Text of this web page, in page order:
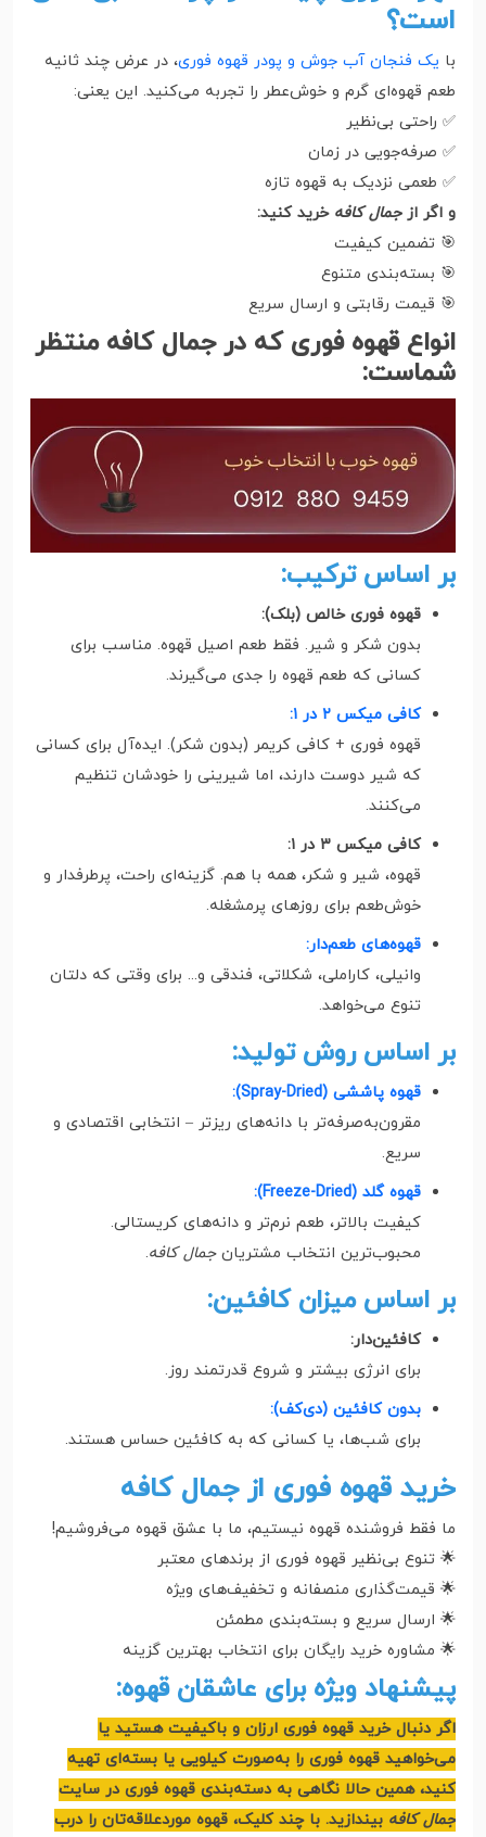
است؟
با یک فنجان آب جوش و پودر قهوه فوری، در عرض چند ثانیه
طعم قهوه‌ای گرم و خوش‌عطر را تجربه می‌کنید. این یعنی:
✅ راحتی بی‌نظیر
✅ صرفه‌جویی در زمان
✅ طعمی نزدیک به قهوه تازه
و اگر ازجمال کافه خرید کنید:
🎯 تضمین کیفیت
🎯 بسته‌بندی متنوع
🎯 قیمت رقابتی و ارسال سریع
انواع قهوه فوری که در جمال کافه منتظر
شماست:
بر اساس ترکیب:
قهوه فوری خالص (بلک):
بدون شکر و شیر. فقط طعم اصیل قهوه. مناسب برای
کسانی که طعم قهوه را جدی می‌گیرند.
کافی میکس ۲ در ۱:
قهوه فوری + کافی کریمر (بدون شکر). ایده‌آل برای کسانی
که شیر دوست دارند، اما شیرینی را خودشان تنظیم
می‌کنند.
کافی میکس ۳ در ۱:
قهوه، شیر و شکر، همه با هم. گزینه‌ای راحت، پرطرفدار و
خوش‌طعم برای روزهای پرمشغله.
قهوه‌های طعم‌دار:
وانیلی، کاراملی، شکلاتی، فندقی و... برای وقتی که دلتان
تنوع می‌خواهد.
بر اساس روش تولید:
قهوه پاششی (Spray-Dried):
مقرون‌به‌صرفه‌تر با دانه‌های ریزتر – انتخابی اقتصادی و
سریع.
قهوه گلد (Freeze-Dried):
کیفیت بالاتر، طعم نرم‌تر و دانه‌های کریستالی.
محبوب‌ترین انتخاب مشتریانجمال کافه.
بر اساس میزان کافئین:
کافئین‌دار:
برای انرژی بیشتر و شروع قدرتمند روز.
بدون کافئین (دی‌کف):
برای شب‌ها، یا کسانی که به کافئین حساس هستند.
خرید قهوه فوری از جمال کافه
ما فقط فروشنده قهوه نیستیم، ما با عشق قهوه می‌فروشیم!
🌟 تنوع بی‌نظیر قهوه فوری از برندهای معتبر
🌟 قیمت‌گذاری منصفانه و تخفیف‌های ویژه
🌟 ارسال سریع و بسته‌بندی مطمئن
🌟 مشاوره خرید رایگان برای انتخاب بهترین گزینه
پیشنهاد ویژه برای عاشقان قهوه:
اگر دنبال خرید قهوه فوری ارزان و باکیفیت هستید یا
می‌خواهید قهوه فوری را به‌صورت کیلویی یا بسته‌ای تهیه
کنید، همین حالا نگاهی به دسته‌بندی قهوه فوری در سایت
جمال کافه بیندازید. با چند کلیک، قهوه موردعلاقه‌تان را درب